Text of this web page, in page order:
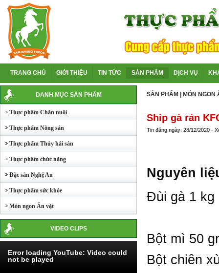
TRANG CHỦ GIỚI THIỆU TIN TỨC SẢN PHẨM DỊCH VỤ
DANH MỤC SẢN PHẨM
Thực phẩm Chăn nuôi
Thực phẩm Nông sản
Thực phẩm Thủy hải sản
Thực phẩm chức năng
Đặc sản Nghệ An
Thực phẩm sức khỏe
Món ngon Ăn vặt
VIDEO CLIPS
Error loading YouTube: Video could
not be played
SẢN PHẨM MÓN NGON
Ship gà rán
Tin đăng ngày: 28/12/2020 -
Nguyên
Đùi gà 1 kg
Bột mì 50 gr
Bột chiên